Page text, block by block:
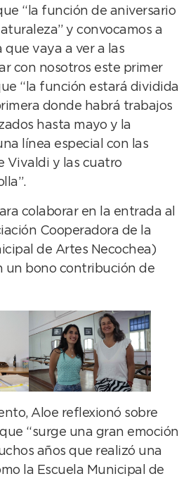
“la función de aniversario
y convocamos a
vaya a ver a las
con nosotros este primer
“la función estará dividida
donde habrá trabajos
hasta mayo y la
línea especial con las
Vivaldi y las cuatro
colaborar en la entrada al
Cooperadora de la
de Artes Necochea)
un bono contribución de
Aloe reflexionó sobre
“surge una gran emoción
años que realizó una
la Escuela Municipal de